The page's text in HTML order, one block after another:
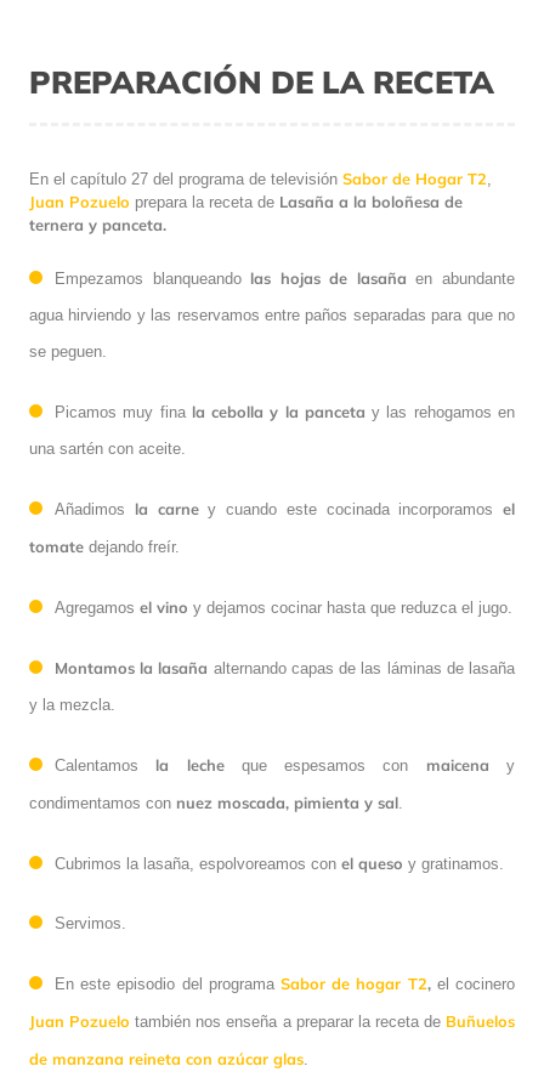
PREPARACIÓN DE LA RECETA
En el capítulo 27 del programa de televisión Sabor de Hogar T2,
Juan Pozuelo prepara la receta de Lasaña a la boloñesa de
ternera y panceta.
Empezamos blanqueando las hojas de lasaña en abundante
agua hirviendo y las reservamos entre paños separadas para que no
se peguen.
Picamos muy fina la cebolla y la panceta y las rehogamos en
una sartén con aceite.
Añadimos la carney cuando este cocinada incorporamos el
tomate dejando freír.
Agregamos el vino y dejamos cocinar hasta que reduzca el jugo.
Montamos la lasaña alternando capas de las láminas de lasaña
y la mezcla.
Calentamos la lecheque espesamos con maicena y
condimentamos con nuez moscada, pimienta y sal.
Cubrimos la lasaña, espolvoreamos con el queso y gratinamos.
Servimos.
En este episodio del programa Sabor de hogar T2,el cocinero
Juan Pozuelo también nos enseña a preparar la receta de Buñuelos
de manzana reineta con azúcar glas.